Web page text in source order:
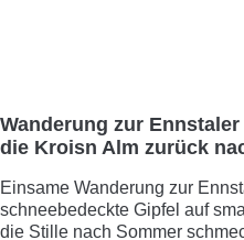
Wanderung zur
die Kroisn Alm zurück
Einsame Wanderung zur
schneebedeckte Gipfel auf
die Stille nach Sommer